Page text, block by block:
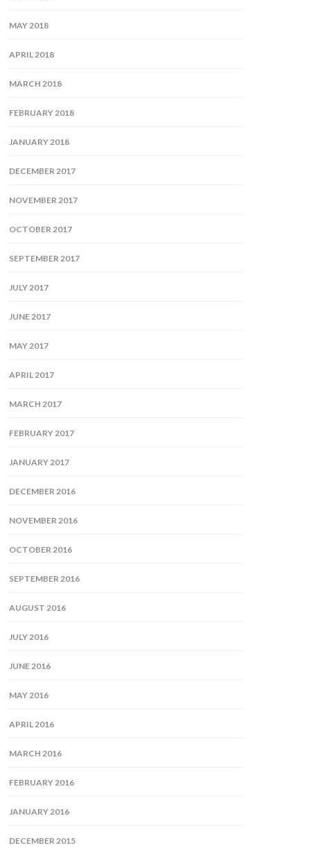
MAY 2018
APRIL 2018
MARCH 2018
FEBRUARY 2018
JANUARY 2018
DECEMBER 2017
NOVEMBER 2017
OCTOBER 2017
SEPTEMBER 2017
JULY 2017
JUNE 2017
MAY 2017
APRIL 2017
MARCH 2017
FEBRUARY 2017
JANUARY 2017
DECEMBER 2016
NOVEMBER 2016
OCTOBER 2016
SEPTEMBER 2016
AUGUST 2016
JULY 2016
JUNE 2016
MAY 2016
APRIL 2016
MARCH 2016
FEBRUARY 2016
JANUARY 2016
DECEMBER 2015